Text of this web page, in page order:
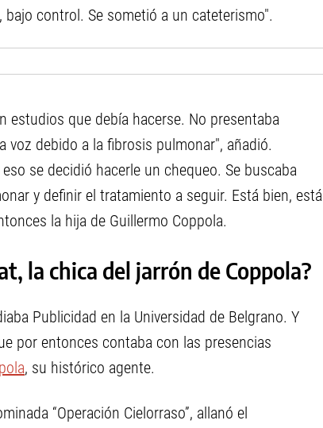
control. Se sometió a un cateterismo".
estudios que debía hacerse. No presentaba
voz debido a la fibrosis pulmonar", añadió.
se decidió hacerle un chequeo. Se buscaba
y definir el tratamiento a seguir. Está bien, está
la hija de Guillermo Coppola.
la chica del jarrón de Coppola?
Publicidad en la Universidad de Belgrano. Y
por entonces contaba con las presencias
, su histórico agente.
“Operación Cielorraso”, allanó el